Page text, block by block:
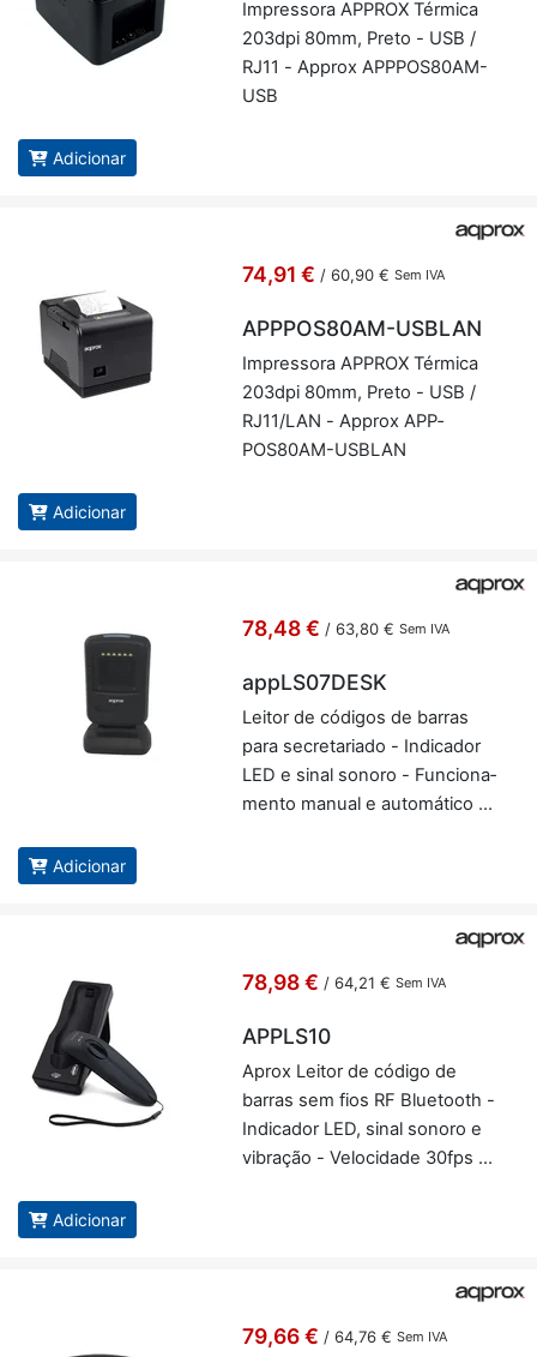
Im­pres­sora AP­PROX Tér­mica
203dpi 80mm, Preto - USB /
RJ11 - Ap­prox APP­POS80AM-
USB
Adicionar
74,91 € / 60,90 € Sem IVA
APPPOS80AM-USBLAN
Im­pres­sora AP­PROX Tér­mica
203dpi 80mm, Preto - USB /
RJ11/LAN - Ap­prox APP­
POS80AM-US­BLAN
Adicionar
78,48 € / 63,80 € Sem IVA
appLS07DESK
Leitor de có­digos de barras
para se­cre­ta­riado - In­di­cador
LED e sinal so­noro - Fun­ci­o­na­
mento ma­nual e au­to­má­tico -
Adicionar
78,98 € / 64,21 € Sem IVA
APPLS10
Aprox Leitor de có­digo de
barras sem fios RF Blu­e­tooth -
In­di­cador LED, sinal so­noro e
vi­bração - Ve­lo­ci­dade 30fps -
Adicionar
79,66 € / 64,76 € Sem IVA